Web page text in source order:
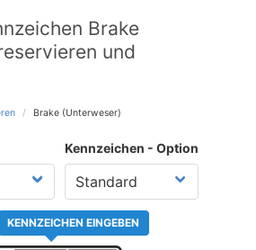
Brake
und
Brake (Unterweser)
Kennzeichen - Option
KENNZEICHEN EINGEBEN